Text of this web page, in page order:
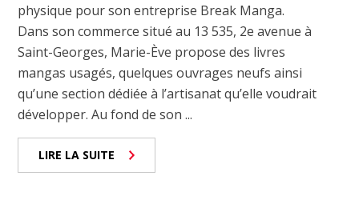
physique pour son entreprise Break Manga.
Dans son commerce situé au 13 535, 2e avenue à
Saint-Georges, Marie-Ève propose des livres
mangas usagés, quelques ouvrages neufs ainsi
qu’une section dédiée à l’artisanat qu’elle voudrait
développer. Au fond de son ...
LIRE LA SUITE